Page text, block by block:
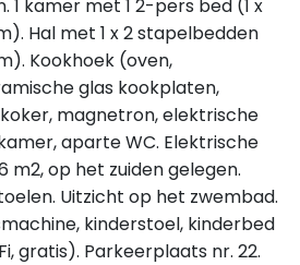
1 kamer met 1 2-pers bed (1 x
Hal met 1 x 2 stapelbedden
Kookhoek (oven,
glas kookplaten,
magnetron, elektrische
aparte WC. Elektrische
m2, op het zuiden gelegen.
Uitzicht op het zwembad.
kinderstoel, kinderbed
gratis). Parkeerplaats nr. 22.